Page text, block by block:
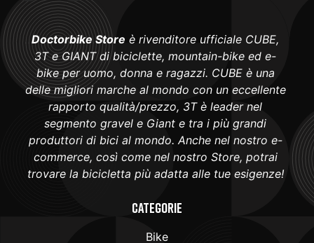
Doctorbike Store è rivenditore ufficiale CUBE,
3T e GIANT di biciclette, mountain-bike ed e-
bike per uomo, donna e ragazzi. CUBE è una
delle migliori marche al mondo con un eccellente
rapporto qualità/prezzo, 3T è leader nel
segmento gravel e Giant e tra i più grandi
produttori di bici al mondo. Anche nel nostro e-
commerce, così come nel nostro Store, potrai
trovare la bicicletta più adatta alle tue esigenze!
Categorie
Bike